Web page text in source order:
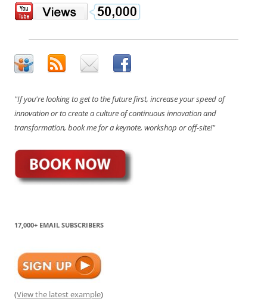
"If you're looking to get to the future first, increase your speed of
innovation or to create a culture of continuous innovation and
transformation, book me for a keynote, workshop or off-site!"
17,000+ EMAIL SUBSCRIBERS
(View the latest example)